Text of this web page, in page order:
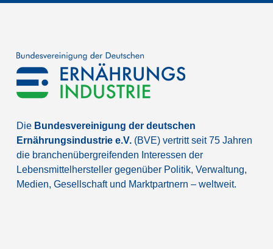
Die Bundesvereinigung der deutschen
Ernährungsindustrie e.V. (BVE) vertritt seit 75 Jahren
die branchenübergreifenden Interessen der
Lebensmittelhersteller gegenüber Politik, Verwaltung,
Medien, Gesellschaft und Marktpartnern – weltweit.